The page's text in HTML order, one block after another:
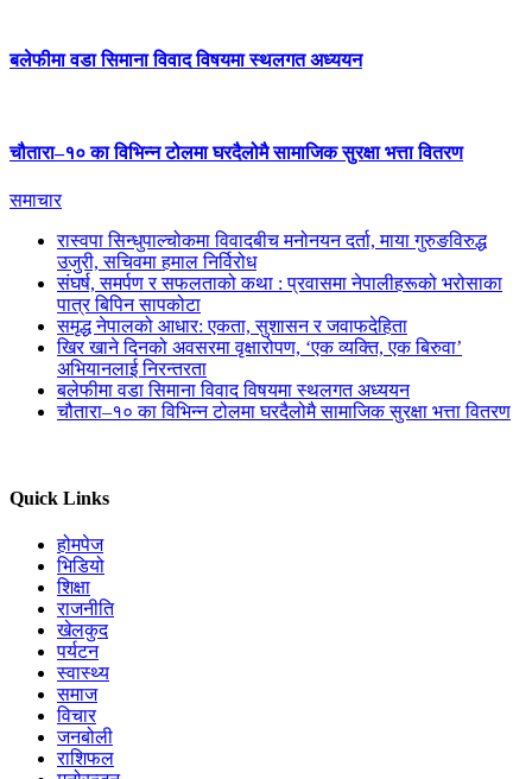
बलेफीमा वडा सिमाना विवाद विषयमा स्थलगत अध्ययन
चौतारा–१० का विभिन्न टोलमा घरदैलोमै सामाजिक सुरक्षा भत्ता वितरण
समाचार
रास्वपा सिन्धुपाल्चोकमा विवादबीच मनोनयन दर्ता, माया गुरुङविरुद्ध
उजुरी, सचिवमा हमाल निर्विरोध
संघर्ष, समर्पण र सफलताको कथा : प्रवासमा नेपालीहरूको भरोसाका
पात्र बिपिन सापकोटा
समृद्ध नेपालको आधार: एकता, सुशासन र जवाफदेहिता
खिर खाने दिनको अवसरमा वृक्षारोपण, ‘एक व्यक्ति, एक बिरुवा’
अभियानलाई निरन्तरता
बलेफीमा वडा सिमाना विवाद विषयमा स्थलगत अध्ययन
चौतारा–१० का विभिन्न टोलमा घरदैलोमै सामाजिक सुरक्षा भत्ता वितरण
Quick Links
होमपेज
भिडियो
शिक्षा
राजनीति
खेलकुद
पर्यटन
स्वास्थ्य
समाज
विचार
जनबोली
राशिफल